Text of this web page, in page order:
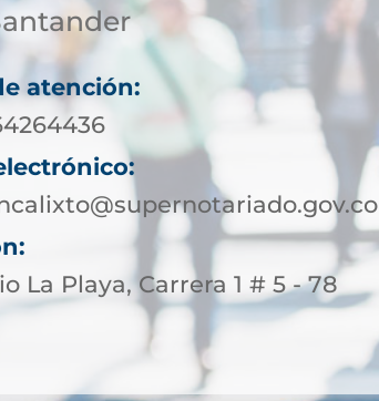
atención:
La Playa, Carrera 1 # 5 - 78